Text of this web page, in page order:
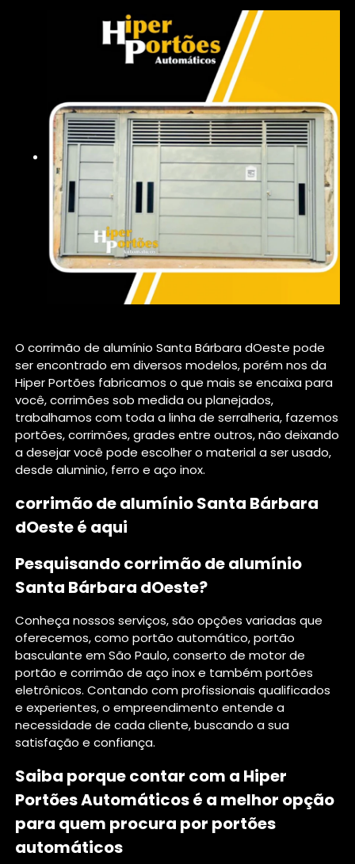
O corrimão de alumínio Santa Bárbara dOeste pode
ser encontrado em diversos modelos, porém nos da
Hiper Portões fabricamos o que mais se encaixa para
você, corrimões sob medida ou planejados,
trabalhamos com toda a linha de serralheria, fazemos
portões, corrimões, grades entre outros, não deixando
a desejar você pode escolher o material a ser usado,
desde aluminio, ferro e aço inox.
corrimão de alumínio Santa Bárbara
dOeste é aqui
Pesquisando corrimão de alumínio
Santa Bárbara dOeste?
Conheça nossos serviços, são opções variadas que
oferecemos, como portão automático, portão
basculante em São Paulo, conserto de motor de
portão e corrimão de aço inox e também portões
eletrônicos. Contando com profissionais qualificados
e experientes, o empreendimento entende a
necessidade de cada cliente, buscando a sua
satisfação e confiança.
Saiba porque contar com a Hiper
Portões Automáticos é a melhor opção
para quem procura por portões
automáticos